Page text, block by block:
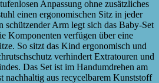
Anpassung ohne zusätzliches
einen ergonomischen Sitz in jeder
schützender Arm legt sich das Baby-Set
Komponenten verfügen über eine
So sitzt das Kind ergonomisch und
verhindert Extratouren und
Das Set ist im Handumdrehen am
nachhaltig aus recycelbarem Kunststoff